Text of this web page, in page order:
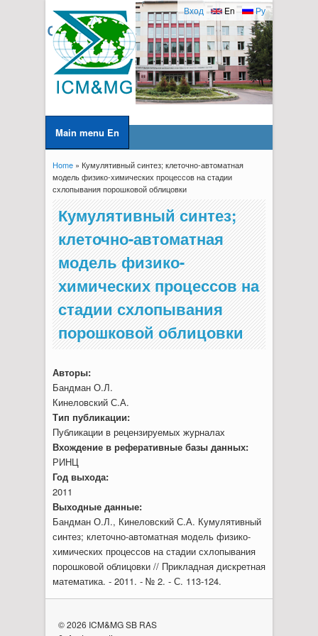
Ру
En
Вход
Main menu En
You are here
Home» Кумулятивный синтез; клеточно-автоматная
модель физико-химических процессов на стадии
схлопывания порошковой облицовки
Кумулятивный синтез;
клеточно-автоматная
модель физико-
химических процессов на
стадии схлопывания
порошковой облицовки
Авторы:
Бандман О.Л.
Кинеловский С.А.
Тип публикации:
Публикации в рецензируемых журналах
Вхождение в реферативные базы данных:
РИНЦ
Год выхода:
2011
Выходные данные:
Бандман О.Л., Кинеловский С.А. Кумулятивный
синтез; клеточно-автоматная модель физико-
химических процессов на стадии схлопывания
порошковой облицовки // Прикладная дискретная
математика. - 2011. - № 2. - С. 113-124.
© 2026 ICM&MG SB RAS